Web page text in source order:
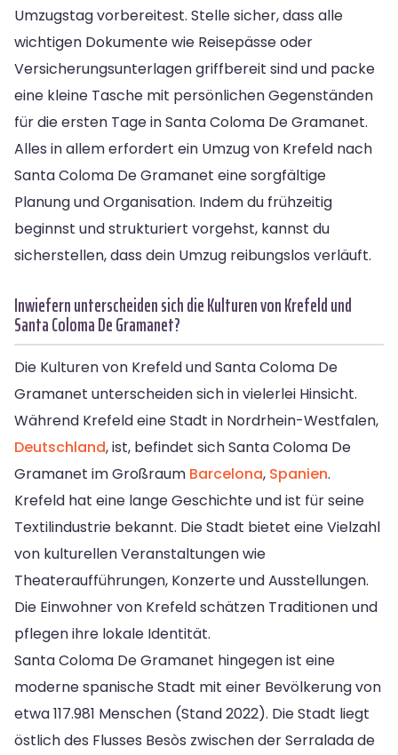
Umzugstag vorbereitest. Stelle sicher, dass alle
wichtigen Dokumente wie Reisepässe oder
Versicherungsunterlagen griffbereit sind und packe
eine kleine Tasche mit persönlichen Gegenständen
für die ersten Tage in Santa Coloma De Gramanet.
Alles in allem erfordert ein Umzug von Krefeld nach
Santa Coloma De Gramanet eine sorgfältige
Planung und Organisation. Indem du frühzeitig
beginnst und strukturiert vorgehst, kannst du
sicherstellen, dass dein Umzug reibungslos verläuft.
Inwiefern unterscheiden sich die Kulturen von Krefeld und
Santa Coloma De Gramanet?
Die Kulturen von Krefeld und Santa Coloma De
Gramanet unterscheiden sich in vielerlei Hinsicht.
Während Krefeld eine Stadt in Nordrhein-Westfalen,
Deutschland, ist, befindet sich Santa Coloma De
Gramanet im Großraum Barcelona, Spanien.
Krefeld hat eine lange Geschichte und ist für seine
Textilindustrie bekannt. Die Stadt bietet eine Vielzahl
von kulturellen Veranstaltungen wie
Theateraufführungen, Konzerte und Ausstellungen.
Die Einwohner von Krefeld schätzen Traditionen und
pflegen ihre lokale Identität.
Santa Coloma De Gramanet hingegen ist eine
moderne spanische Stadt mit einer Bevölkerung von
etwa 117.981 Menschen (Stand 2022). Die Stadt liegt
östlich des Flusses Besòs zwischen der Serralada de